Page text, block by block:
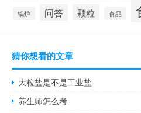
锅炉 问答 颗粒 食品
猜你想看的文章
大粒盐是不是工业盐
养生师怎么考